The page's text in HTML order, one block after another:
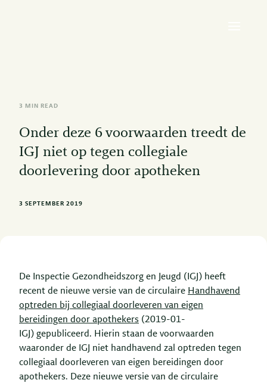
3 MIN READ
Onder deze 6 voorwaarden treedt de
IGJ niet op tegen collegiale
doorlevering door apotheken
3 SEPTEMBER 2019
De Inspectie Gezondheidszorg en Jeugd (IGJ) heeft
recent de nieuwe versie van de circulaire Handhavend
optreden bij collegiaal doorleveren van eigen
bereidingen door apothekers (2019-01-
IGJ) gepubliceerd. Hierin staan de voorwaarden
waaronder de IGJ niet handhavend zal optreden tegen
collegiaal doorleveren van eigen bereidingen door
apothekers. Deze nieuwe versie van de circulaire